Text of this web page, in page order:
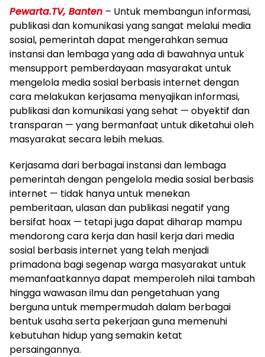
Pewarta.TV, Banten – Untuk membangun informasi,
publikasi dan komunikasi yang sangat melalui media
sosial, pemerintah dapat mengerahkan semua
instansi dan lembaga yang ada di bawahnya untuk
mensupport pemberdayaan masyarakat untuk
mengelola media sosial berbasis internet dengan
cara melakukan kerjasama menyajikan informasi,
publikasi dan komunikasi yang sehat — obyektif dan
transparan — yang bermanfaat untuk diketahui oleh
masyarakat secara lebih meluas.
Kerjasama dari berbagai instansi dan lembaga
pemerintah dengan pengelola media sosial berbasis
internet — tidak hanya untuk menekan
pemberitaan, ulasan dan publikasi negatif yang
bersifat hoax — tetapi juga dapat diharap mampu
mendorong cara kerja dan hasil kerja dari media
sosial berbasis internet yang telah menjadi
primadona bagi segenap warga masyarakat untuk
memanfaatkannya dapat memperoleh nilai tambah
hingga wawasan ilmu dan pengetahuan yang
berguna untuk mempermudah dalam berbagai
bentuk usaha serta pekerjaan guna memenuhi
kebutuhan hidup yang semakin ketat
persaingannya.